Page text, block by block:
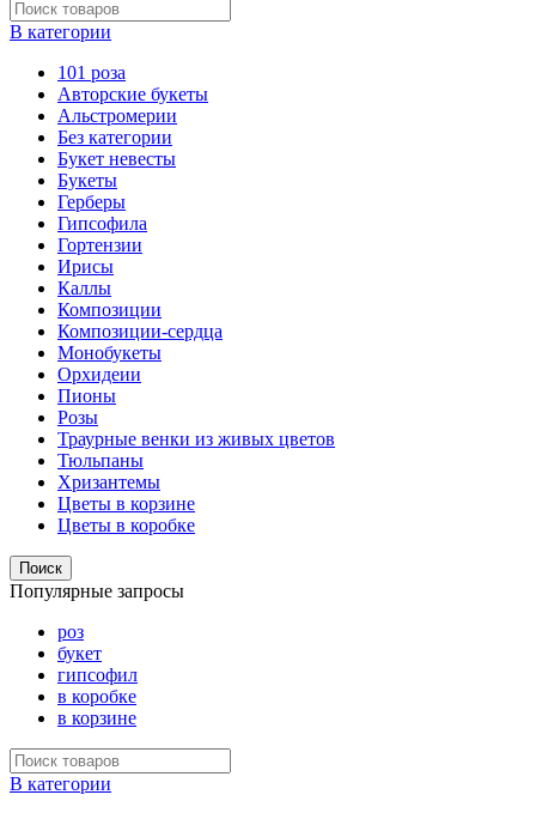
В категории
101 роза
Авторские букеты
Альстромерии
Без категории
Букет невесты
Букеты
Герберы
Гипсофила
Гортензии
Ирисы
Каллы
Композиции
Композиции-сердца
Монобукеты
Орхидеии
Пионы
Розы
Траурные венки из живых цветов
Тюльпаны
Хризантемы
Цветы в корзине
Цветы в коробке
Поиск
Популярные запросы
роз
букет
гипсофил
в коробке
в корзине
В категории